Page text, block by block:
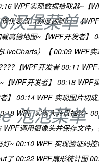
WPF实现数据拾取器~【
仪表盘（刻度跟随）~【
高德地图~【WPF开发者】
）【 00:09 WPF
【WPF开发者 00:11
WPF开发者】 00:18 WPF
】 00:14 WPF 实现图片切
WPF 实现大转盘抽奖~
调用摄像头并保存文件
~ 00:10 WPF 实现验证码
了 00:22 WPF扇形统计图
汉堡菜单~
泡泡菜单